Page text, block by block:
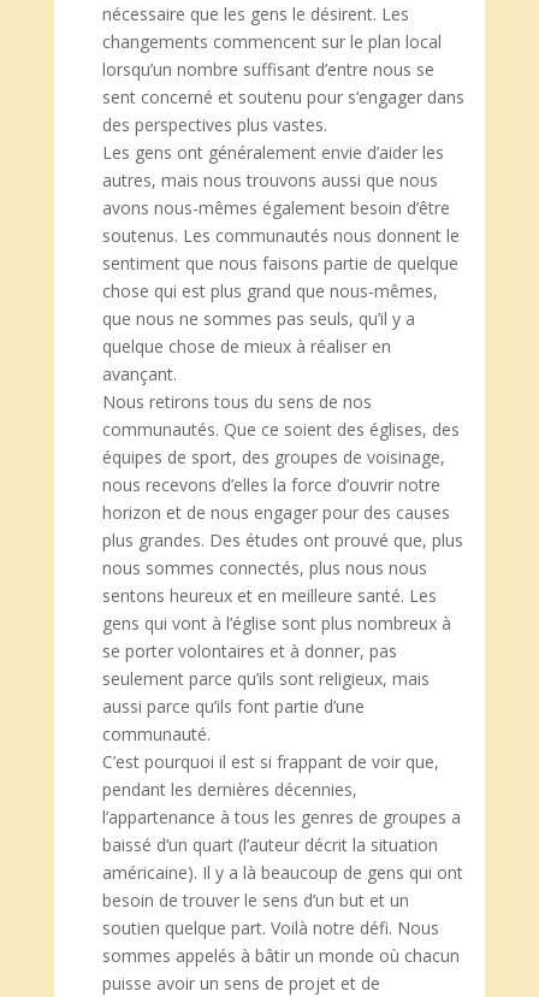
nécessaire que les gens le désirent. Les
changements commencent sur le plan local
lorsqu’un nombre suffisant d’entre nous se
sent concerné et soutenu pour s’engager dans
des perspectives plus vastes.
Les gens ont généralement envie d’aider les
autres, mais nous trouvons aussi que nous
avons nous-mêmes également besoin d’être
soutenus. Les communautés nous donnent le
sentiment que nous faisons partie de quelque
chose qui est plus grand que nous-mêmes,
que nous ne sommes pas seuls, qu’il y a
quelque chose de mieux à réaliser en
avançant.
Nous retirons tous du sens de nos
communautés. Que ce soient des églises, des
équipes de sport, des groupes de voisinage,
nous recevons d’elles la force d’ouvrir notre
horizon et de nous engager pour des causes
plus grandes. Des études ont prouvé que, plus
nous sommes connectés, plus nous nous
sentons heureux et en meilleure santé. Les
gens qui vont à l’église sont plus nombreux à
se porter volontaires et à donner, pas
seulement parce qu’ils sont religieux, mais
aussi parce qu’ils font partie d’une
communauté.
C’est pourquoi il est si frappant de voir que,
pendant les dernières décennies,
l’appartenance à tous les genres de groupes a
baissé d’un quart (l’auteur décrit la situation
américaine). Il y a là beaucoup de gens qui ont
besoin de trouver le sens d’un but et un
soutien quelque part. Voilà notre défi. Nous
sommes appelés à bâtir un monde où chacun
puisse avoir un sens de projet et de